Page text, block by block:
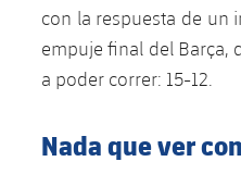
con la respuesta de un
empuje final del Barça,
a poder correr: 15-12.
Nada que ver